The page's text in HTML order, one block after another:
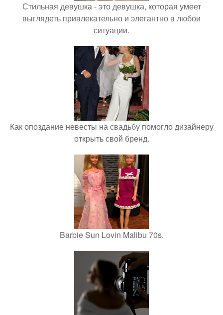
Стильная девушка - это девушка, которая умеет
выглядеть привлекательно и элегантно в любои
ситуации.
Как опоздание невесты на свадьбу помогло дизайнеру
открыть свой бренд.
Barbie Sun Lovin Malibu 70s.